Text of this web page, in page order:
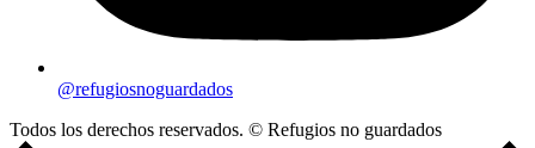
@refugiosnoguardados
Todos los derechos reservados. © Refugios no guardados